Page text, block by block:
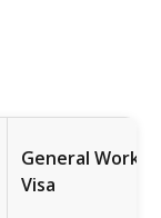
General Work
Visa